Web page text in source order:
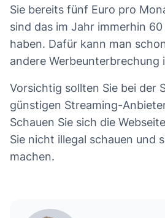
Sie bereits fünf Euro pro
sind das im Jahr immerhin
haben. Dafür kann man
andere Werbeunterbrechung
Vorsichtig sollten Sie bei der
günstigen Streaming-
Schauen Sie sich die
Sie nicht illegal schauen und
machen.